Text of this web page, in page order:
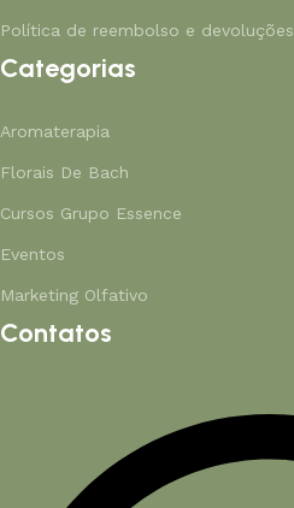
Política de reembolso e devoluções
Categorias
Aromaterapia
Florais De Bach
Cursos Grupo Essence
Eventos
Marketing Olfativo
Contatos